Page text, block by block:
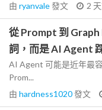
由 ryanvale發文 2
從 Prompt 到
詞，而是 AI Agent
AI Agent 可能是近年最
Prom...
由 hardness1020發文